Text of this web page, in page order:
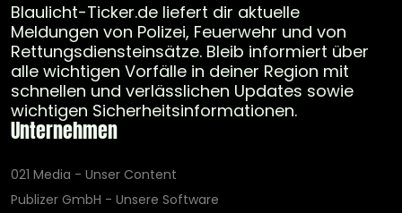
Blaulicht-Ticker.de liefert dir aktuelle
Meldungen von Polizei, Feuerwehr und von
Rettungsdiensteinsätze. Bleib informiert über
alle wichtigen Vorfälle in deiner Region mit
schnellen und verlässlichen Updates sowie
wichtigen Sicherheitsinformationen.
Unternehmen
021 Media - Unser Content
Publizer GmbH - Unsere Software